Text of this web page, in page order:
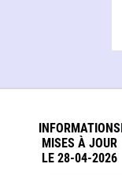
INFORMATIONS
MISES À JOUR
LE 28-04-2026